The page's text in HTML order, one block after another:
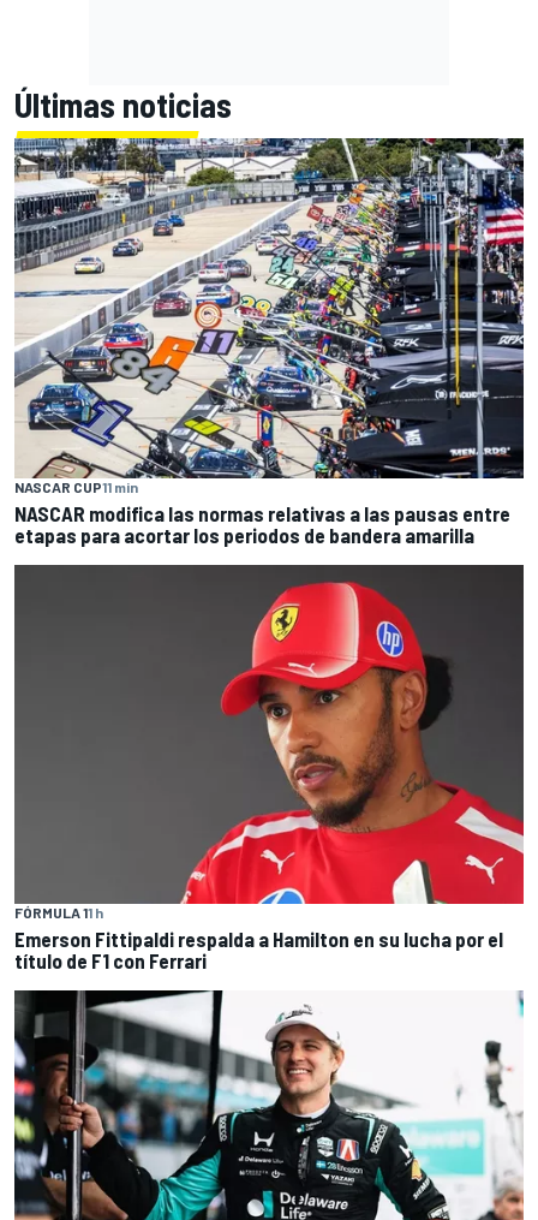
Últimas noticias
NASCAR CUP11 min
NASCAR modifica las normas relativas a las pausas entre
etapas para acortar los periodos de bandera amarilla
FÓRMULA 11 h
Emerson Fittipaldi respalda a Hamilton en su lucha por el
título de F1 con Ferrari